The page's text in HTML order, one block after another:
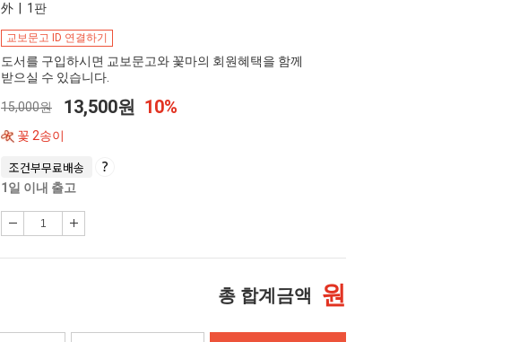
外 | 1판
교보문고 ID 연결하기
도서를 구입하시면 교보문고와 꽃마의 회원혜택을 함께
받으실 수 있습니다.
15,000원 13,500원 10%
꽃 2송이
조건부무료배송
1일 이내 출고
총 합계금액 원